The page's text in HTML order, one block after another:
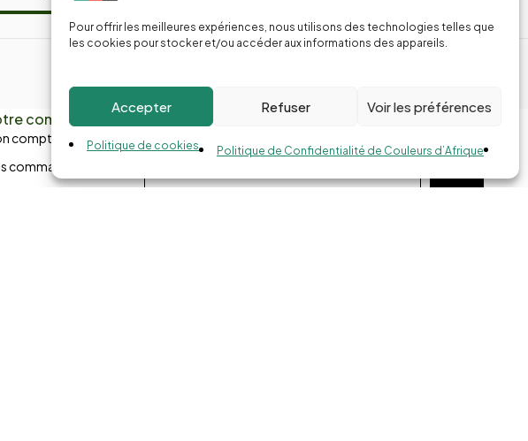
Pour offrir les meilleures expériences, nous utilisons des technologies telles que
les cookies pour stocker et/ou accéder aux informations des appareils.
Accepter Refuser Voir les préférences
Politique de cookies Politique de Confidentialité de Couleurs d’Afrique
compte
compte
commandes
Abonnes-toi à la Newsletter !